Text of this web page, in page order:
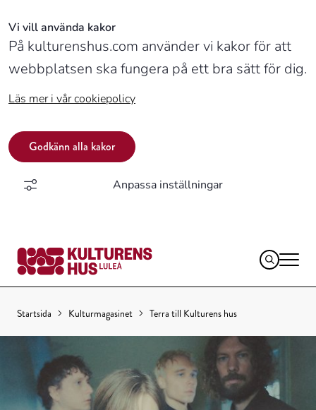
Vi vill använda kakor
På kulturenshus.com använder vi kakor för att
webbplatsen ska fungera på ett bra sätt för dig.
Läs mer i vår cookiepolicy
Godkänn alla kakor
Anpassa inställningar
Logotyp,
Kulturens
hus
Startsida Kulturmagasinet Terra till Kulturens hus